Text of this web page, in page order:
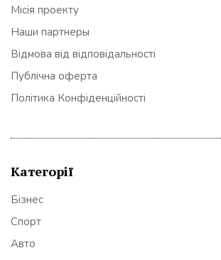
Місія проекту
Наши партнеры
Відмова від відповідальності
Публічна оферта
Політика Конфіденційності
Категорії
Бізнес
Спорт
Авто